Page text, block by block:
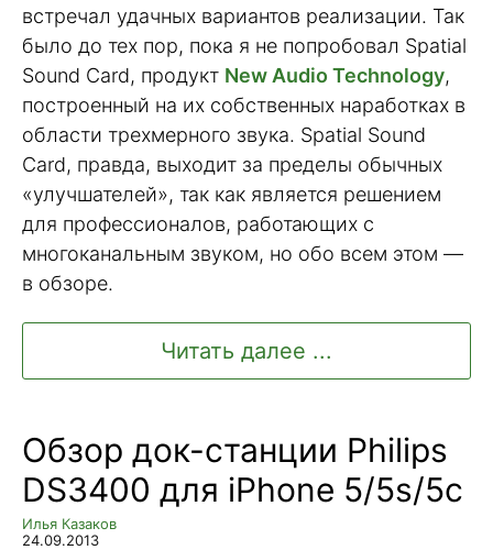
встречал удачных вариантов реализации. Так
было до тех пор, пока я не попробовал Spatial
Sound Card, продукт New Audio Technology,
построенный на их собственных наработках в
области трехмерного звука. Spatial Sound
Card, правда, выходит за пределы обычных
«улучшателей», так как является решением
для профессионалов, работающих с
многоканальным звуком, но обо всем этом —
в обзоре.
Читать далее ...
Обзор док-станции Philips
DS3400 для iPhone 5/5s/5c
Илья Казаков
24.09.2013